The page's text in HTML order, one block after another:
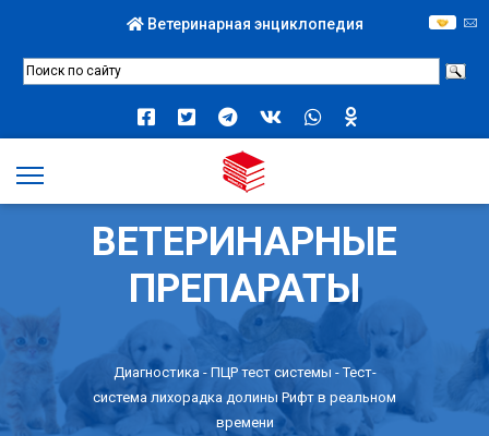
Ветеринарная энциклопедия
ВЕТЕРИНАРНЫЕ
ПРЕПАРАТЫ
Диагностика - ПЦР тест системы - Тест-
система лихорадка долины Рифт в реальном
времени